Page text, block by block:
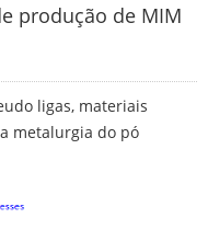
produção de MIM
ligas, materiais
metalurgia do pó